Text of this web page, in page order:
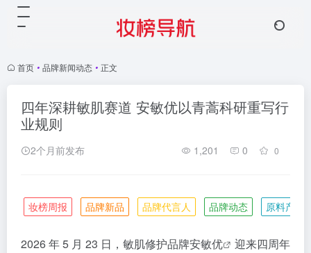
首页 • 品牌新闻动态 • 正文
四年深耕敏肌赛道 安敏优以青蒿科研重写行
业规则
2个月前发布 1,201 0 0
妆榜周报 品牌新品 品牌代言人 品牌动态 原料产业
2026 年 5 月 23 日，敏肌修护品牌安敏优
迎来四周年